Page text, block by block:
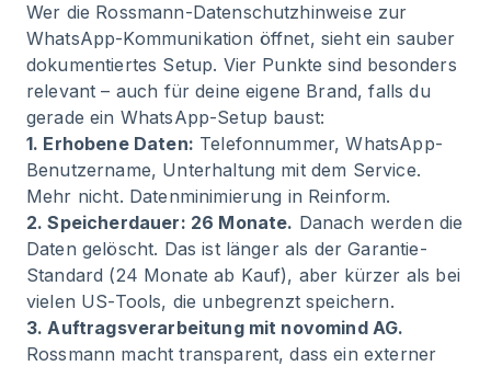
Wer die Rossmann-Datenschutzhinweise zur
WhatsApp-Kommunikation öffnet, sieht ein sauber
dokumentiertes Setup. Vier Punkte sind besonders
relevant – auch für deine eigene Brand, falls du
gerade ein WhatsApp-Setup baust:
1. Erhobene Daten: Telefonnummer, WhatsApp-
Benutzername, Unterhaltung mit dem Service.
Mehr nicht. Datenminimierung in Reinform.
2. Speicherdauer: 26 Monate. Danach werden die
Daten gelöscht. Das ist länger als der Garantie-
Standard (24 Monate ab Kauf), aber kürzer als bei
vielen US-Tools, die unbegrenzt speichern.
3. Auftragsverarbeitung mit novomind AG.
Rossmann macht transparent, dass ein externer